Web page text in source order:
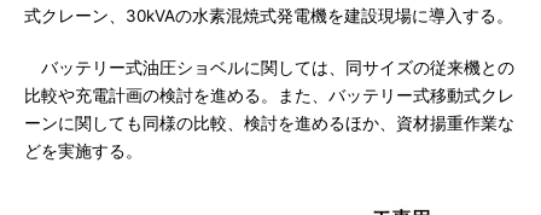
式クレーン、30kVAの水素混焼式発電機を建設現場に導入する。
バッテリー式油圧ショベルに関しては、同サイズの従来機との
比較や充電計画の検討を進める。また、バッテリー式移動式クレ
ーンに関しても同様の比較、検討を進めるほか、資材揚重作業な
どを実施する。